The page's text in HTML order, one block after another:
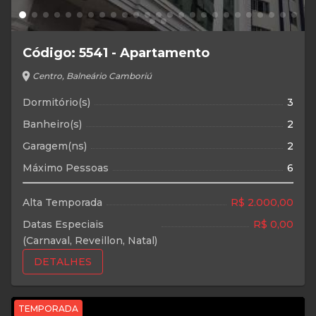
Código: 5541 - Apartamento
location_on Centro, Balneário Camboriú
Dormitório(s)
3
Banheiro(s)
2
Garagem(ns)
2
Máximo Pessoas
6
Alta Temporada
R$ 2.000,00
Datas Especiais
(Carnaval, Reveillon, Natal)
R$ 0,00
DETALHES
TEMPORADA